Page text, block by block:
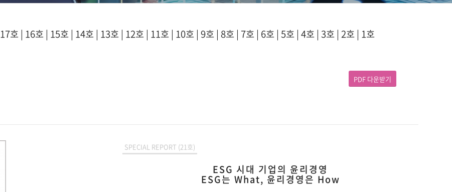
17호 | 16호 | 15호 | 14호 | 13호 | 12호 | 11호 | 10호 | 9호 | 8호 | 7호 | 6호 | 5호 | 4호 | 3호 | 2호 | 1호
PDF 다운받기
SPECIAL REPORT (21호)
ESG 시대 기업의 윤리경영
ESG는 What, 윤리경영은 How